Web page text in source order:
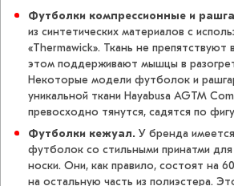
Футболки компрессионные и
из синтетических материалов с
«Thermawick». Ткань не препятствуют
этом поддерживают мышцы в
Некоторые модели футболок и
уникальной ткани Hayabusa AGTM
превосходно тянутся, садятся по
Футболки кежуал. У бренда
футболок со стильными принатми
носки. Они, как правило, состоят на
на остальную часть из полиэстера.